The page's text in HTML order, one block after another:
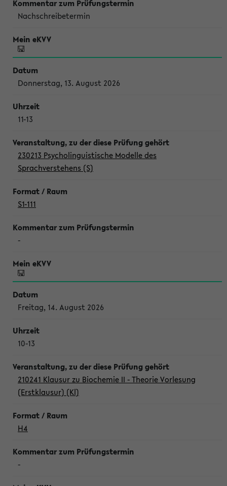
Nachschreibetermin
Donnerstag, 13. August 2026
11-13
230213 Psycholinguistische Modelle des
Sprachverstehens (S)
S1-111
-
Freitag, 14. August 2026
10-13
210241 Klausur zu Biochemie II - Theorie Vorlesung
(Erstklausur) (Kl)
H4
-